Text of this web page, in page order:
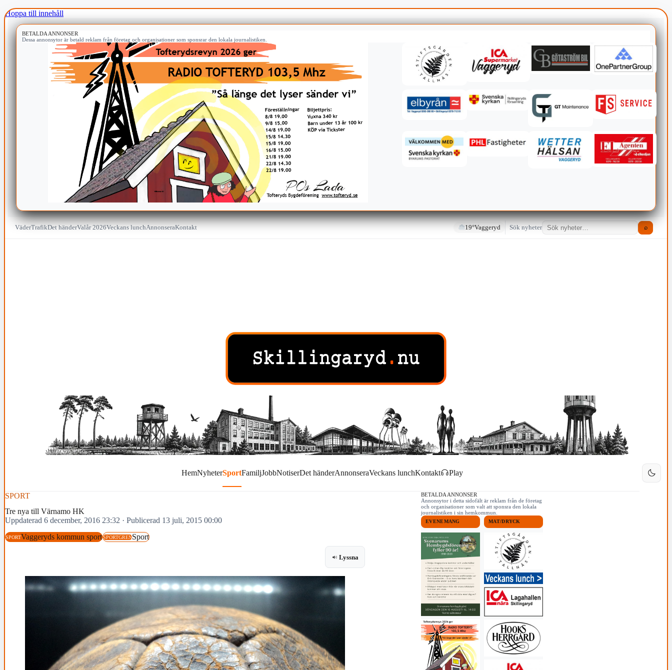
Hoppa till innehåll
BETALDA ANNONSER
Dessa annonsytor är betald reklam från företag och organisationer som sponsrar den lokala journalistiken.
VäderTrafikDet händerValår 2026Veckans lunchAnnonseraKontakt 19°Vaggeryd Sök nyheter ⌕
HemNyheterSportFamiljJobbNotiserDet händerAnnonseraVeckans lunchKontakt Play
SPORT
Tre nya till Värnamo HK
Uppdaterad 6 december, 2016 23:32 · Publicerad 13 juli, 2015 00:00
SPORTVaggeryds kommun sportSPORTGRENSport
Lyssna
BETALDA ANNONSER
Annonsytor i detta sidofält är reklam från de företag
och organisationer som valt att sponsra den lokala
journalistiken i sin hemkommun.
EVENEMANG MAT/DRYCK